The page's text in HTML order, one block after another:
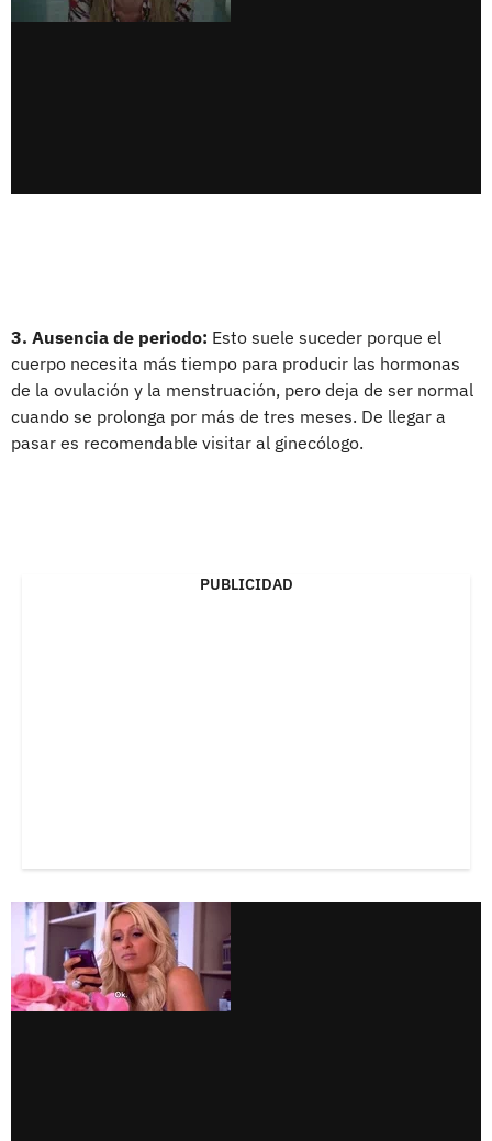
3. Ausencia de periodo: Esto suele suceder porque el
cuerpo necesita más tiempo para producir las hormonas
de la ovulación y la menstruación, pero deja de ser normal
cuando se prolonga por más de tres meses. De llegar a
pasar es recomendable visitar al ginecólogo.
PUBLICIDAD